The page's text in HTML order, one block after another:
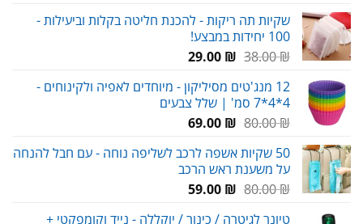
שקיות תה ריקות - להכנת חליטה בקלות וביעילות -
100 יחידות במבצע!
38.00₪
המחיר
היה:
38.00 ₪.
29.00 ₪
המחיר
הוא:
29.00 ₪.
12 מנג'טים מסיליקון - מיוחדים לאפיה ולקינוחים -
4*4*7 סמ' | שלל צבעים
80.00₪
המחיר
היה:
80.00 ₪.
69.00 ₪
המחיר
הוא:
69.00 ₪.
50 שקיות אשפה לרכב לשליפה נוחה - עם חבל להנחה
על משענת ראש הרכב
80.00₪
המחיר59.00 ₪
המחיר
טיונר לגיטרה / כינור / יוקללה - נייד וקומפקטי +